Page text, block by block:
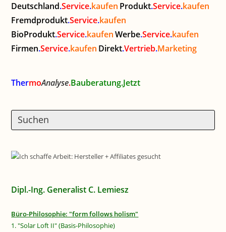
Deutschland.Service.kaufen Produkt.Service.kaufen
Fremdprodukt.Service.kaufen
BioProdukt.Service.kaufen Werbe.Service.kaufen
Firmen.Service.kaufen Direkt.Vertrieb.Marketing
ThermoAnalyse.Bauberatung.Jetzt
Dipl.-Ing. Generalist C. Lemiesz
Büro-Philosophie: "form follows holism"
1. "Solar Loft II" (Basis-Philosophie)